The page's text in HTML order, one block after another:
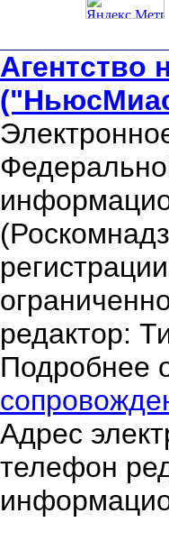
Агентство
редактор:
Подробнее
Адрес
телефон